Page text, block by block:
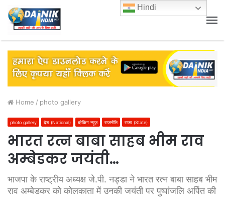
Home / photo gallery
photo gallery देश (National) ब्रेकिंग न्यूज़ राजनीति राज्य (State)
भारत रत्न बाबा साहब भीम राव
अम्बेडकर जयंती…
भाजपा के राष्ट्रीय अध्यक्ष जे.पी. नड्डा ने भारत रत्न बाबा साहब भीम
राव अम्बेडकर को कोलकाता में उनकी जयंती पर पुष्पांजलि अर्पित की
Hindi